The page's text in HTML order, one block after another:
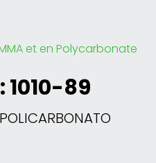
et en Polycarbonate
89